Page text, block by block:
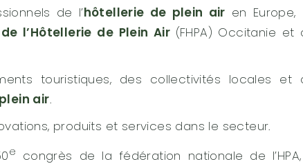
de l’hôtellerie de plein air en
l’Hôtellerie de Plein Air (FHPA) Occitanie et
touristiques, des collectivités locales et
air.
produits et services dans le secteur.
e congrès de la fédération nationale de